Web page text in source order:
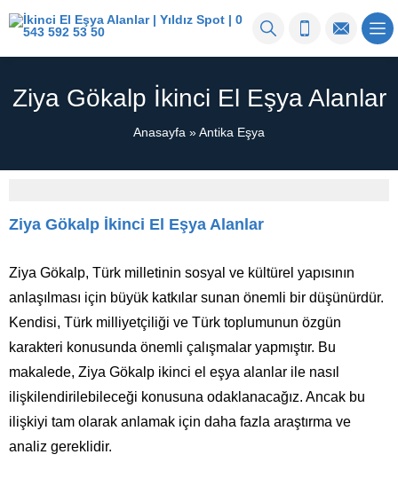
Ziya Gökalp İkinci El Eşya Alanlar
Anasayfa »Antika Eşya
Ziya Gökalp İkinci El Eşya Alanlar
Ziya Gökalp, Türk milletinin sosyal ve kültürel yapısının
anlaşılması için büyük katkılar sunan önemli bir düşünürdür.
Kendisi, Türk milliyetçiliği ve Türk toplumunun özgün
karakteri konusunda önemli çalışmalar yapmıştır. Bu
makalede, Ziya Gökalp ikinci el eşya alanlar ile nasıl
ilişkilendirilebileceği konusuna odaklanacağız. Ancak bu
ilişkiyi tam olarak anlamak için daha fazla araştırma ve
analiz gereklidir.